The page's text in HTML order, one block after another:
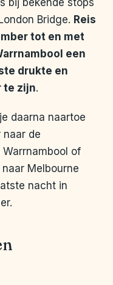
bij bekende stops
Bridge. Reis
tot en met
een
drukte en
te zijn.
daarna naartoe
naar de
of
Melbourne
nacht in